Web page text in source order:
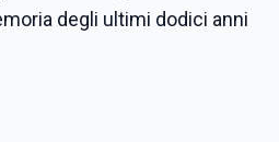
degli ultimi dodici anni